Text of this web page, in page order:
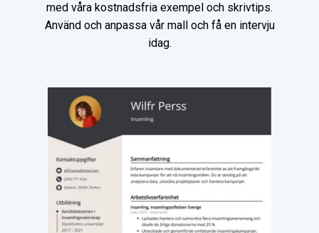
med våra kostnadsfria exempel och skrivtips.
Använd och anpassa vår mall och få en intervju
idag.